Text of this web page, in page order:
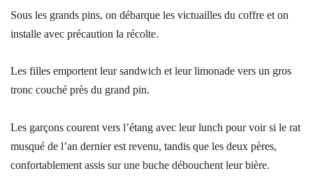
Sous les grands pins, on débarque les victuailles du coffre et on
installe avec précaution la récolte.
Les filles emportent leur sandwich et leur limonade vers un gros
tronc couché près du grand pin.
Les garçons courent vers l’étang avec leur lunch pour voir si le rat
musqué de l’an dernier est revenu, tandis que les deux pères,
confortablement assis sur une buche débouchent leur bière.